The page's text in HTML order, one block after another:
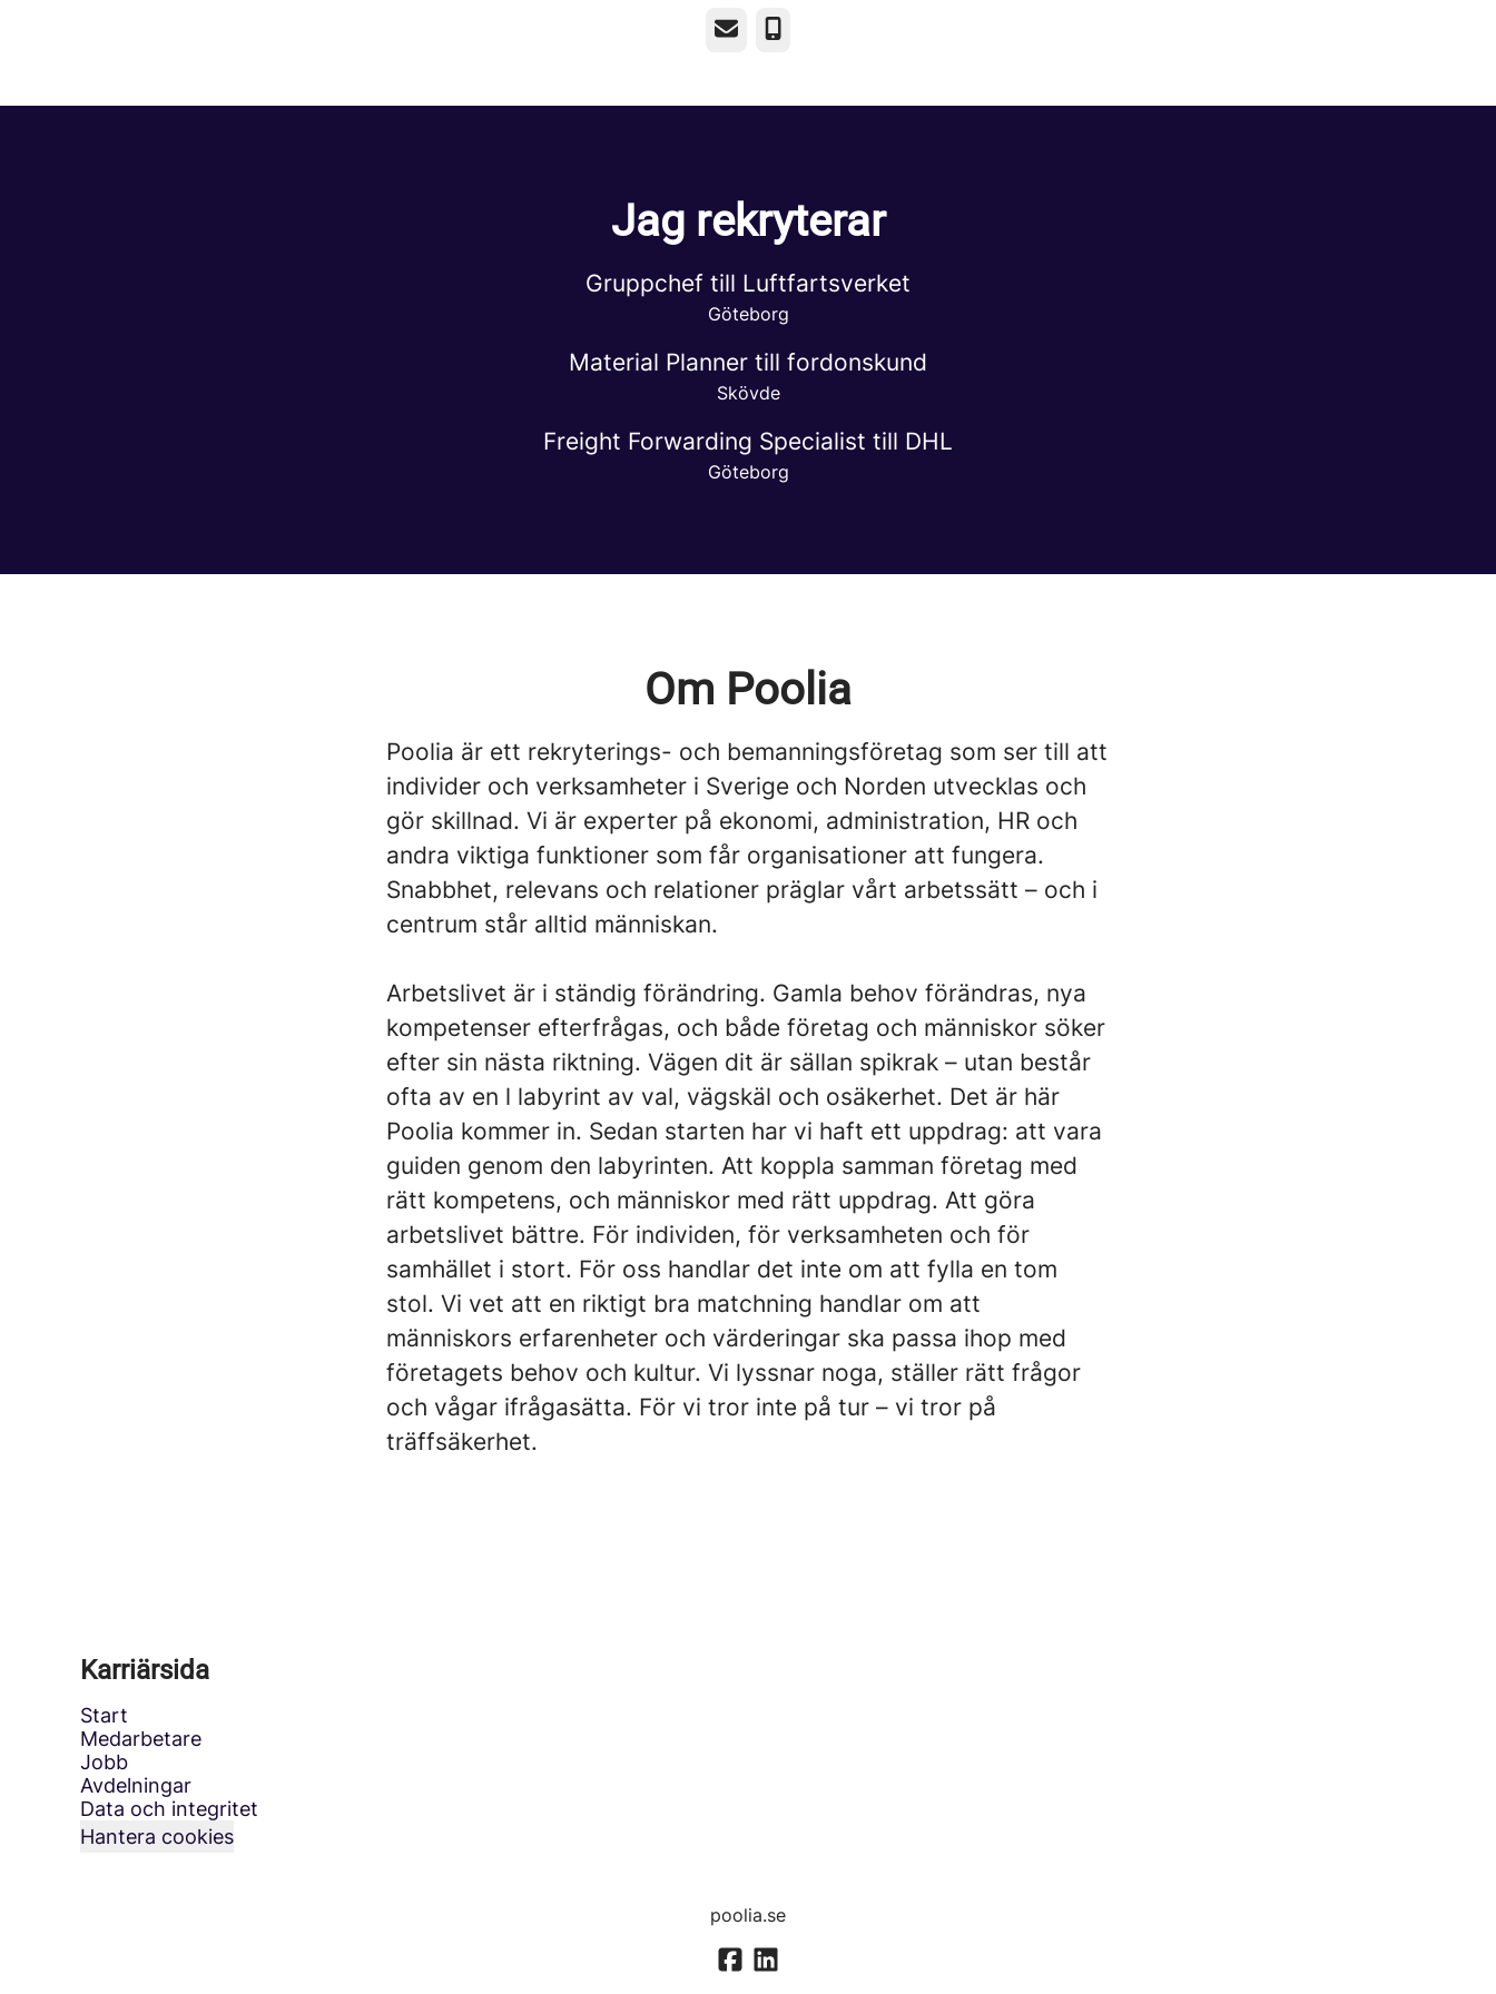
E-postTelefon
Jag rekryterar
Gruppchef till Luftfartsverket
Göteborg
Material Planner till fordonskund
Skövde
Freight Forwarding Specialist till DHL
Göteborg
Om Poolia
Poolia är ett rekryterings- och bemanningsföretag som ser till att
individer och verksamheter i Sverige och Norden utvecklas och
gör skillnad. Vi är experter på ekonomi, administration, HR och
andra viktiga funktioner som får organisationer att fungera.
Snabbhet, relevans och relationer präglar vårt arbetssätt – och i
centrum står alltid människan.
Arbetslivet är i ständig förändring. Gamla behov förändras, nya
kompetenser efterfrågas, och både företag och människor söker
efter sin nästa riktning. Vägen dit är sällan spikrak – utan består
ofta av en l labyrint av val, vägskäl och osäkerhet. Det är här
Poolia kommer in. Sedan starten har vi haft ett uppdrag: att vara
guiden genom den labyrinten. Att koppla samman företag med
rätt kompetens, och människor med rätt uppdrag. Att göra
arbetslivet bättre. För individen, för verksamheten och för
samhället i stort. För oss handlar det inte om att fylla en tom
stol. Vi vet att en riktigt bra matchning handlar om att
människors erfarenheter och värderingar ska passa ihop med
företagets behov och kultur. Vi lyssnar noga, ställer rätt frågor
och vågar ifrågasätta. För vi tror inte på tur – vi tror på
träffsäkerhet.
Karriärsida
Start
Medarbetare
Jobb
Avdelningar
Data och integritet
Hantera cookies
poolia.se